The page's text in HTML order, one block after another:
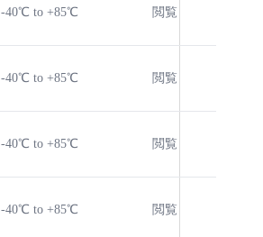
-40℃ to +85℃ 閲覧
-40℃ to +85℃ 閲覧
-40℃ to +85℃ 閲覧
-40℃ to +85℃ 閲覧